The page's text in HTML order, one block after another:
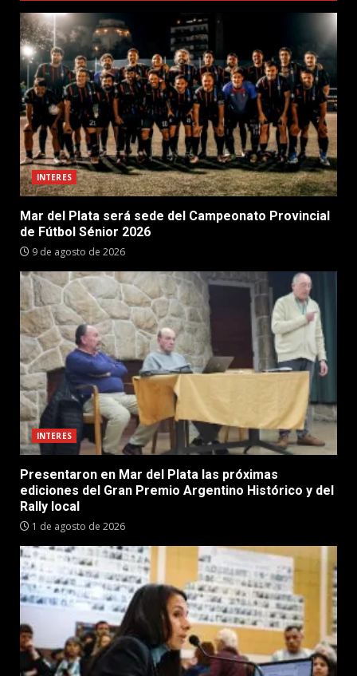
INTERES
Mar del Plata será sede del Campeonato Provincial
de Fútbol Sénior 2026
9 de agosto de 2026
INTERES
Presentaron en Mar del Plata las próximas
ediciones del Gran Premio Argentino Histórico y del
Rally local
1 de agosto de 2026